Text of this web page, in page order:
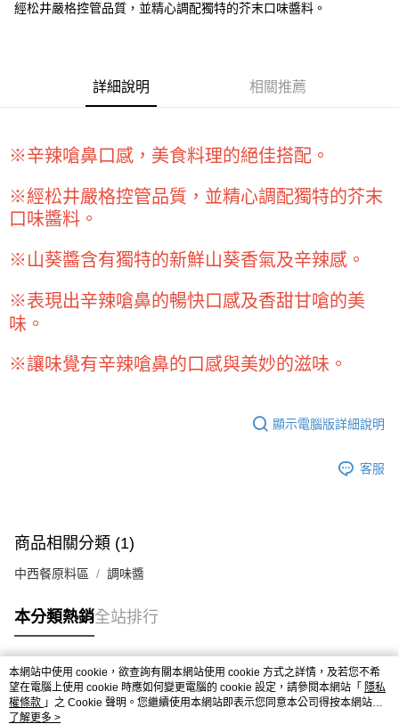
悠遊付
AFTEE先享後付
便利好安心！
１．簡單：不需註冊會員、不需綁卡、不需儲值。
３．安心：先確認商品／服務後，再付款。
【「AFTEE先享後付」結帳流程】
結帳頁面，進行簡訊認證並確認金額後，即可完成結帳。
３．收到繳費通知簡訊後14天內，點擊此簡訊中的連結，可透過四大超商／
ATM／網路銀行／等多元方式進行付款，方視為交易完成。
※ 請注意：結帳手續完成當下不需立刻繳費，但若您需要取消訂單，請聯絡
後付繳納相關費用。
※ 交易是否成功請以「AFTEE先享後付 」之結帳頁面顯示為準，若有關於
易，需依本服務之必要範圍內提供個人資料，並將交易相關給付款項請求債
３．未成年的使用者請事先徵得法定代理人或監護人之同意方可使用
「AFTEE先享後付」，若未經同意申辦者引起之損失，本公司不負相關責
任。
４．使用「AFTEE先享後付」時，將依據個別帳號之用戶狀況，依本公司即
請求用戶進行身份認證。
全家取貨付款-重量限制含紙箱10kg，請控制商品重量在9~9.5
kg
每筆NT$90，滿NT$990(含以上)免運費
9.5kg
每筆NT$90，滿NT$990(含以上)免運費
7-11取貨付款-重量限制含紙箱10kg，請控制商品重量在9~9.5
每筆NT$150，滿NT$2,000(含以上)免運費
離島客戶-中華郵政
經松井嚴格控管品質，並精心調配獨特的芥末口味醬料。
詳細說明 相關推薦
※辛辣嗆鼻口感，美食料理的絕佳搭配。
※經松井嚴格控管品質，並精心調配獨特的芥末
口味醬料。
※山葵醬含有獨特的新鮮山葵香氣及辛辣感。
※表現出辛辣嗆鼻的暢快口感及香甜甘嗆的美
味。
※讓味覺有辛辣嗆鼻的口感與美妙的滋味。
顯示電腦版詳細說明
客服
商品相關分類 (1)
中西餐原料區 調味醬
本分類熱銷全站排行
熱門標籤
本網站中使用 cookie，欲查詢有關本網站使用 cookie 方式之詳情，及若您不希
望在電腦上使用 cookie 時應如何變更電腦的 cookie 設定，請參閱本網站「 隱私
權條款 」之 Cookie 聲明。您繼續使用本網站即表示您同意本公司得按本網站使
用條款之 Cookie 聲明使用 cookie。
了解更多 >